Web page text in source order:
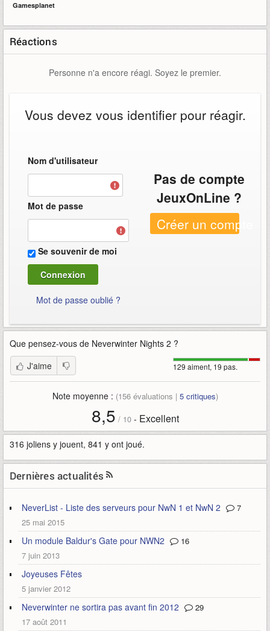
Gamesplanet
Réactions
Personne n'a encore réagi. Soyez le premier.
Vous devez vous identifier pour réagir.
Nom d'utilisateur
Mot de passe
Se souvenir de moi
Mot de passe oublié ?
Pas de compte
JeuxOnLine ?
Créer un compte
Que pensez-vous de Neverwinter Nights 2 ?
129 aiment, 19 pas.
J'aime
Note moyenne : (156évaluations | 5critiques)
8,5 / 10- Excellent
316 joliens y jouent, 841 y ont joué.
Dernières actualités
NeverList - Liste des serveurs pour NwN 1 et NwN 2
7
25 mai 2015
Un module Baldur's Gate pour NWN2
16
7 juin 2013
Joyeuses Fêtes
5 janvier 2012
Neverwinter ne sortira pas avant fin 2012
29
17 août 2011